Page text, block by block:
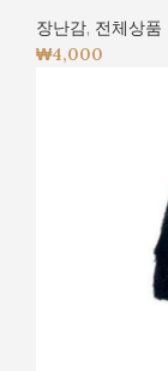
장난감, 전체상품
₩4,000